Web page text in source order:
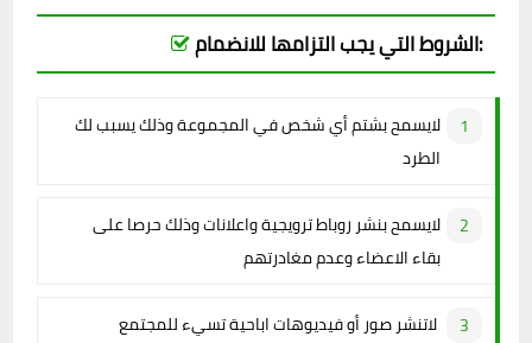
الشروط التي يجب التزامها للانضمام:
لايسمح بشتم أي شخص في المجموعة وذلك يسبب لك
الطرد
لايسمح بنشر روباط ترويجية واعلانات وذلك حرصا على
بقاء الاعضاء وعدم مغادرتهم